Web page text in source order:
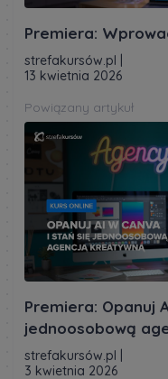
Premiera:
strefakursów.pl
13 kwietnia 2026
Powiązany artykuł
Premiera: Opanuj
jednoosobową
strefakursów.pl
3 kwietnia 2026